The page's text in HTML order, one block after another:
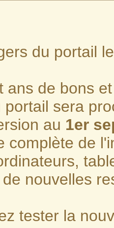
du portail
ans de bons
portail sera
au 1er
complète de
nouvelles
tester la